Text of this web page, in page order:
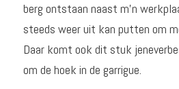
berg ontstaan naast m’n
steeds weer uit kan putten om
Daar komt ook dit stuk
om de hoek in de garrigue.